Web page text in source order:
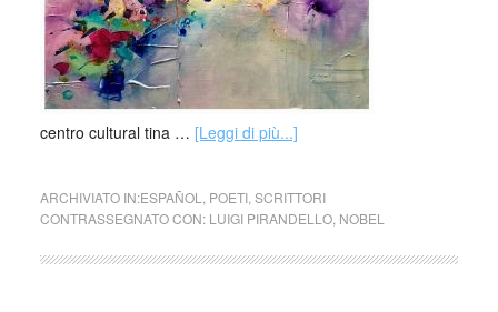
centro cultural tina … [Leggi di più...]
ARCHIVIATO IN:ESPAÑOL POETI, SCRITTORI
CONTRASSEGNATO CON: LUIGI PIRANDELLO, NOBEL